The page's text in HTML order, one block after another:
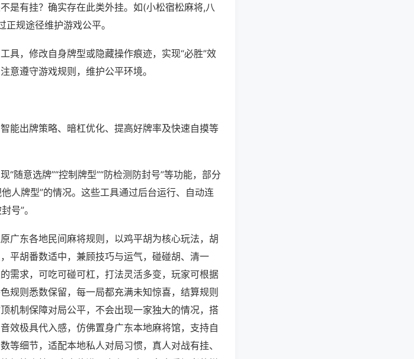
是有挂？确实存在此类外挂。如(小松宿松麻将,八
规途径维护游戏公平。
具，修改自身牌型或隐藏操作痕迹，实现“必胜”效
意遵守游戏规则，维护公平环境。
能出牌策略、暗杠优化、提高好牌率及快速自摸等
随意选牌”“控制牌型”“防检测防封号”等功能，部分
人牌型”的情况。这些工具通过后台运行、自动连
号”。
广东各地民间麻将规则，以鸡平胡为核心玩法，胡
平胡番数适中，兼顾技巧与运气，碰碰胡、清一
需求，可吃可碰可杠，打法灵活多变，玩家可根据
规则悉数保留，每一局都充满未知惊喜，结算规则
机制保障对局公平，不会出现一家独大的情况，搭
效极具代入感，仿佛置身广东本地麻将馆，支持自
等细节，适配本地私人对局习惯，真人对战有挂、